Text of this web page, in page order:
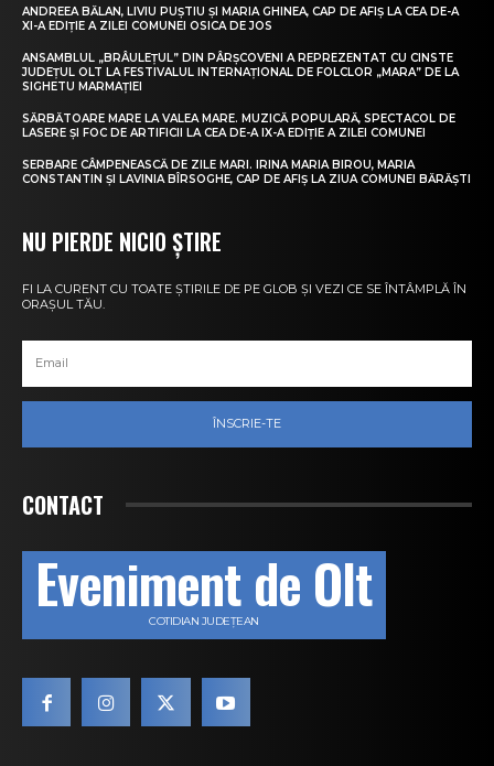
ANDREEA BĂLAN, LIVIU PUȘTIU ȘI MARIA GHINEA, CAP DE AFIȘ LA CEA DE-A
XI-A EDIȚIE A ZILEI COMUNEI OSICA DE JOS
ANSAMBLUL „BRÂULEȚUL” DIN PÂRȘCOVENI A REPREZENTAT CU CINSTE
JUDEȚUL OLT LA FESTIVALUL INTERNAȚIONAL DE FOLCLOR „MARA” DE LA
SIGHETU MARMAȚIEI
SĂRBĂTOARE MARE LA VALEA MARE. MUZICĂ POPULARĂ, SPECTACOL DE
LASERE ȘI FOC DE ARTIFICII LA CEA DE-A IX-A EDIȚIE A ZILEI COMUNEI
SERBARE CÂMPENEASCĂ DE ZILE MARI. IRINA MARIA BIROU, MARIA
CONSTANTIN ȘI LAVINIA BÎRSOGHE, CAP DE AFIȘ LA ZIUA COMUNEI BĂRĂȘTI
NU PIERDE NICIO ȘTIRE
FI LA CURENT CU TOATE ȘTIRILE DE PE GLOB ȘI VEZI CE SE ÎNTÂMPLĂ ÎN
ORAȘUL TĂU.
ÎNSCRIE-TE
CONTACT
Eveniment de Olt
COTIDIAN JUDEȚEAN